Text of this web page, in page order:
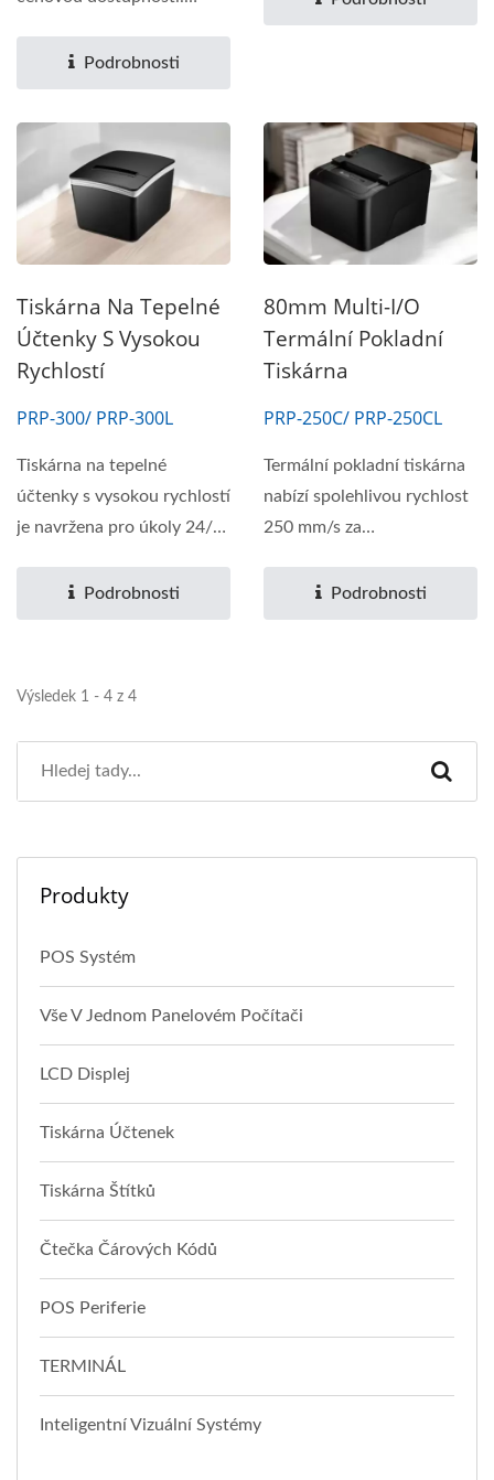
Podrobnosti
Tiskárna Na Tepelné
Účtenky S Vysokou
Rychlostí
PRP-300/ PRP-300L
Tiskárna na tepelné
účtenky s vysokou rychlostí
je navržena pro úkoly 24/7
Podrobnosti
80mm Multi-I/O
Termální Pokladní
Tiskárna
PRP-250C/ PRP-250CL
Termální pokladní tiskárna
nabízí spolehlivou rychlost
250 mm/s za
Podrobnosti
Výsledek 1 - 4 z 4
Produkty
POS Systém
Vše V Jednom Panelovém Počítači
LCD Displej
Tiskárna Účtenek
Tiskárna Štítků
Čtečka Čárových Kódů
POS Periferie
TERMINÁL
Inteligentní Vizuální Systémy